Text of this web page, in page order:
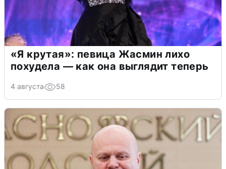
«Я крутая»: певица Жасмин лихо
похудела — как она выглядит теперь
4 августа 58